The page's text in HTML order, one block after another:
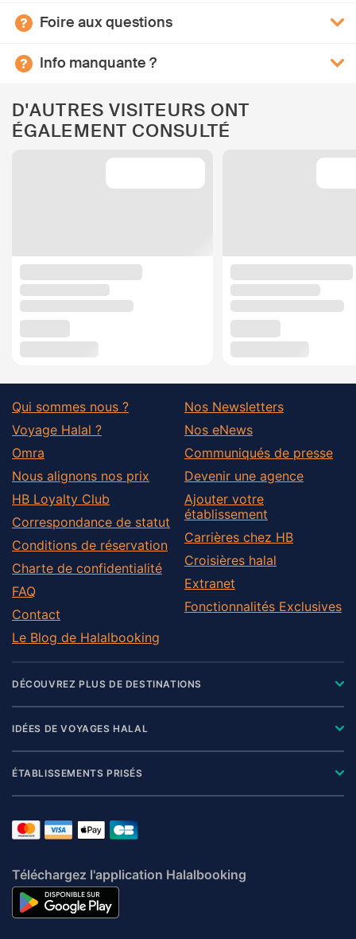
Foire aux questions
Info manquante ?
D'AUTRES VISITEURS ONT
ÉGALEMENT CONSULTÉ
Qui sommes nous ?
Voyage Halal ?
Omra
Nous alignons nos prix
HB Loyalty Club
Correspondance de statut
Conditions de réservation
Charte de confidentialité
FAQ
Contact
Le Blog de Halalbooking
Nos Newsletters
Nos eNews
Communiqués de presse
Devenir une agence
Ajouter votre
établissement
Carrières chez HB
Croisières halal
Extranet
Fonctionnalités Exclusives
DÉCOUVREZ PLUS DE DESTINATIONS
IDÉES DE VOYAGES HALAL
ÉTABLISSEMENTS PRISÉS
Téléchargez l'application Halalbooking